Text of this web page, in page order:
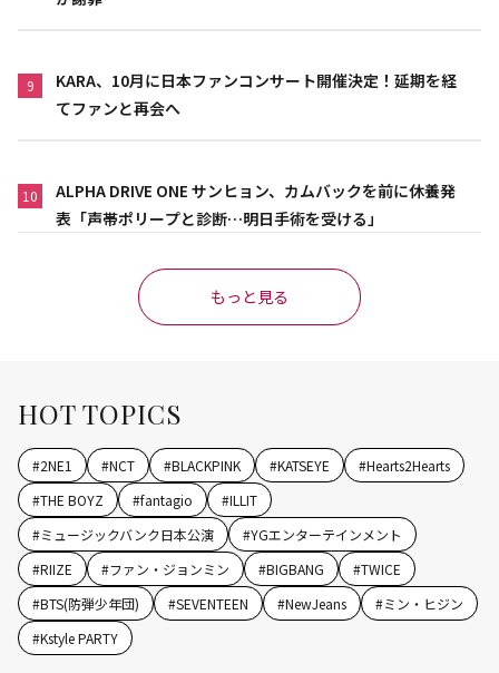
9
KARA、10月に日本ファンコンサート開催決定！延期を経
てファンと再会へ
10
ALPHA DRIVE ONE サンヒョン、カムバックを前に休養発
表「声帯ポリープと診断…明日手術を受ける」
もっと見る
HOT TOPICS
#2NE1 #NCT #BLACKPINK #KATSEYE #Hearts2Hearts
#THE BOYZ #fantagio #ILLIT
#ミュージックバンク日本公演 #YGエンターテインメント
#RIIZE #ファン・ジョンミン #BIGBANG #TWICE
#BTS(防弾少年団) #SEVENTEEN #NewJeans #ミン・ヒジン
#Kstyle PARTY